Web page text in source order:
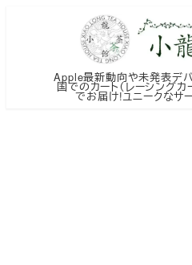
Apple最新動向や未発表デバ
国でのカート（レーシング
でお届け!ユニークなサ